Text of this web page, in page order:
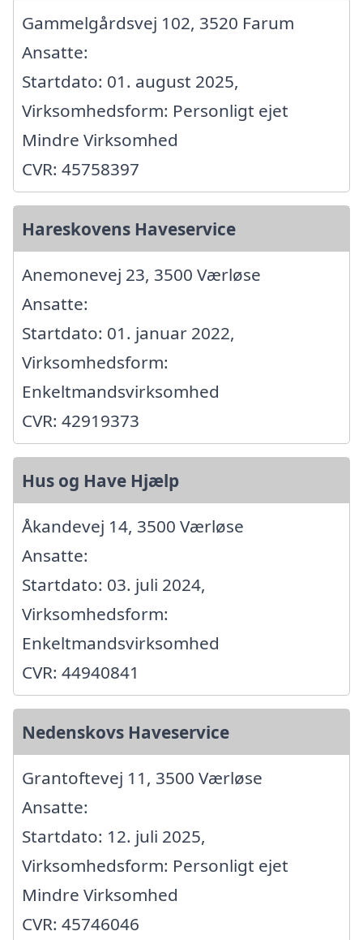
Gammelgårdsvej 102, 3520 Farum
Ansatte:
Startdato: 01. august 2025,
Virksomhedsform: Personligt ejet
Mindre Virksomhed
CVR: 45758397
Hareskovens Haveservice
Anemonevej 23, 3500 Værløse
Ansatte:
Startdato: 01. januar 2022,
Virksomhedsform:
Enkeltmandsvirksomhed
CVR: 42919373
Hus og Have Hjælp
Åkandevej 14, 3500 Værløse
Ansatte:
Startdato: 03. juli 2024,
Virksomhedsform:
Enkeltmandsvirksomhed
CVR: 44940841
Nedenskovs Haveservice
Grantoftevej 11, 3500 Værløse
Ansatte:
Startdato: 12. juli 2025,
Virksomhedsform: Personligt ejet
Mindre Virksomhed
CVR: 45746046